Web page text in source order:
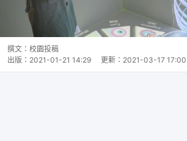
撰文： 校園投稿
出版： 2021-01-21 14:29 更新： 2021-03-17 17:00